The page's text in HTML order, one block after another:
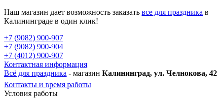
Наш магазин дает возможность заказать все для праздника в
Калининграде в один клик!
+7 (9082) 900-907
+7 (9082) 900-904
+7 (4012) 900-907
Контактная информация
Всё для праздника - магазин Калининград, ул. Челнокова, 42
Контакты и время работы
Условия работы